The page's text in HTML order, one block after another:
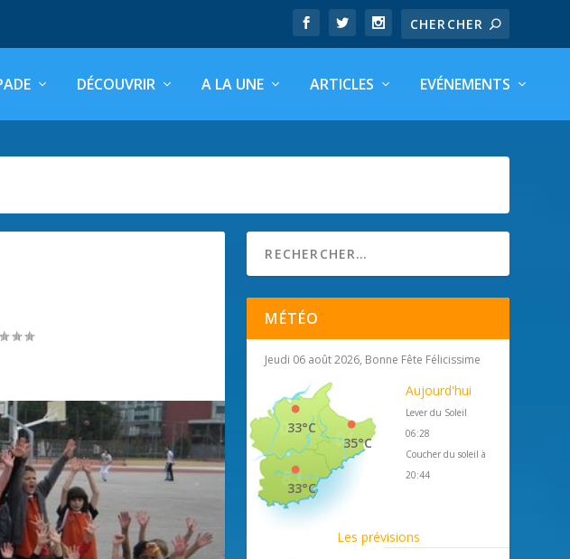
DÉCOUVRIR A LA UNE ARTICLES EVÉNEMENTS
MÉTÉO
Jeudi 06 août 2026, Bonne Fête Félicissime
35°C
33°C
33°C
Aujourd'hui
Lever du Soleil
06:28
Coucher du soleil à
20:44
Les prévisions